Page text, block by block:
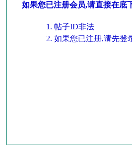
如果您已注册会员,请直接在底
帖子ID非法
如果您已注册,请先登